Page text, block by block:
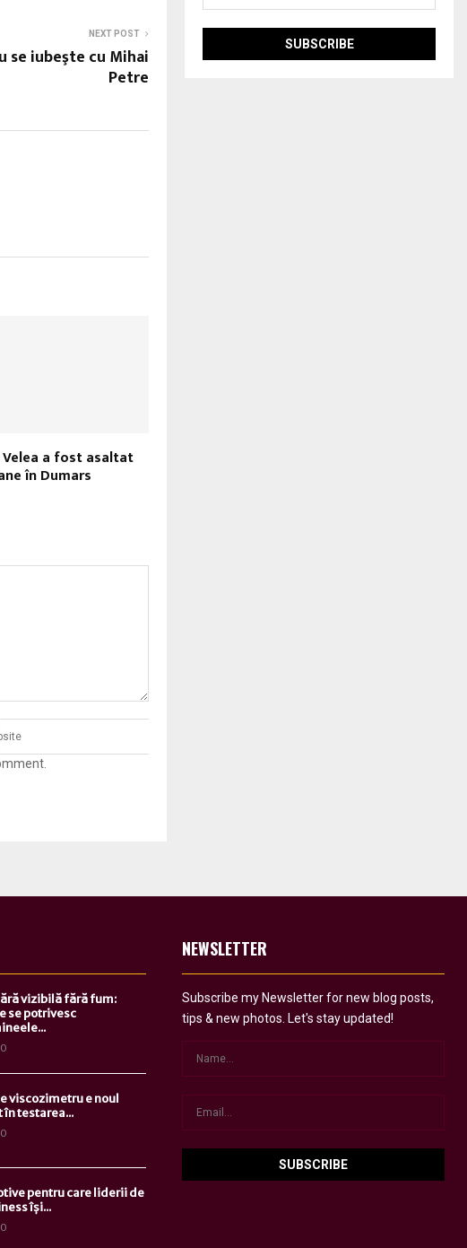
NEXT POST
se iubeşte cu Mihai
Petre
Velea a fost asaltat
în Dumars
vizibilă fără fum:
se potrivesc
0
viscozimetru e noul
în testarea...
0
pentru care liderii de
își...
0
NEWSLETTER
Subscribe my Newsletter for new blog posts,
tips & new photos. Let's stay updated!